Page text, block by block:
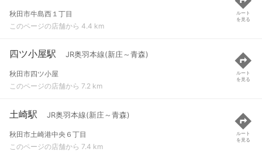
秋田市牛島西１丁目
このページの店舗から 4.4 km
ルート
を見る
四ツ小屋駅 JR奥羽本線(新庄～青森)
秋田市四ツ小屋
このページの店舗から 7.2 km
ルート
を見る
土崎駅 JR奥羽本線(新庄～青森)
秋田市土崎港中央６丁目
このページの店舗から 7.4 km
ルート
を見る